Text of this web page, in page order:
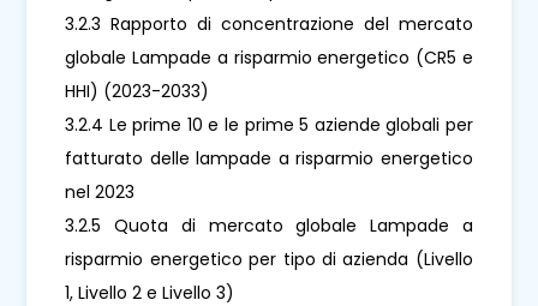
3.2.3 Rapporto di concentrazione del mercato
globale Lampade a risparmio energetico (CR5 e
HHI) (2023-2033)
3.2.4 Le prime 10 e le prime 5 aziende globali per
fatturato delle lampade a risparmio energetico
nel 2023
3.2.5 Quota di mercato globale Lampade a
risparmio energetico per tipo di azienda (Livello
1, Livello 2 e Livello 3)